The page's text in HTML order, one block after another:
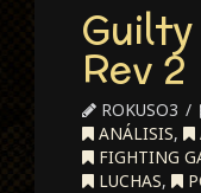
Rev 2
ROKUSO3
ANÁLISIS,
FIGHTING
LUCHAS,